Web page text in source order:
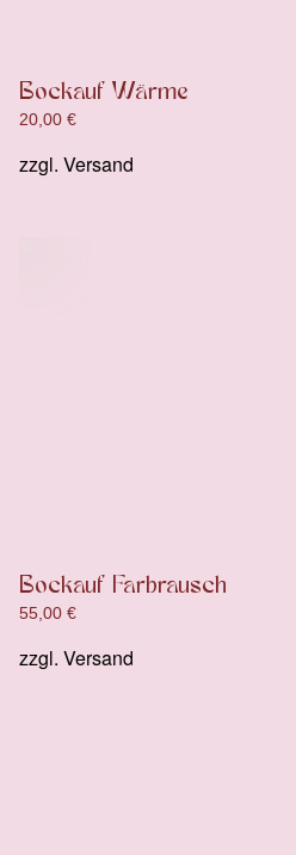
Bockauf Wärme
20,00 €
zzgl. Versand
Bockauf Farbrausch
55,00 €
zzgl. Versand